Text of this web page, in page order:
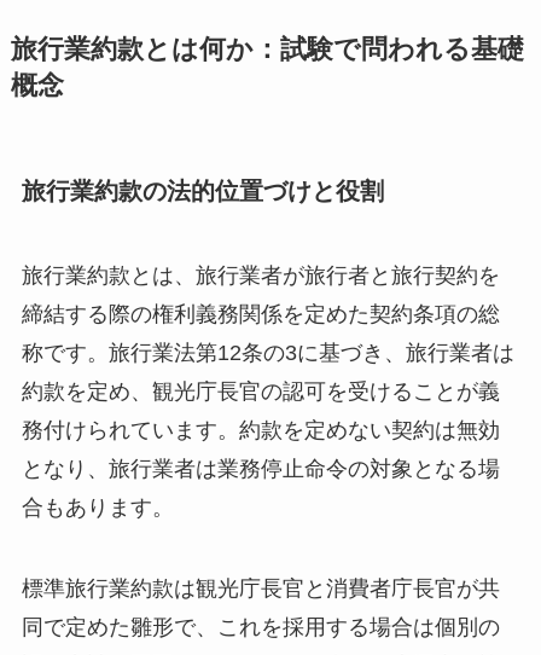
旅行業約款とは何か：試験で問われる基礎
概念
旅行業約款の法的位置づけと役割
旅行業約款とは、旅行業者が旅行者と旅行契約を
締結する際の権利義務関係を定めた契約条項の総
称です。旅行業法第12条の3に基づき、旅行業者は
約款を定め、観光庁長官の認可を受けることが義
務付けられています。約款を定めない契約は無効
となり、旅行業者は業務停止命令の対象となる場
合もあります。
標準旅行業約款は観光庁長官と消費者庁長官が共
同で定めた雛形で、これを採用する場合は個別の